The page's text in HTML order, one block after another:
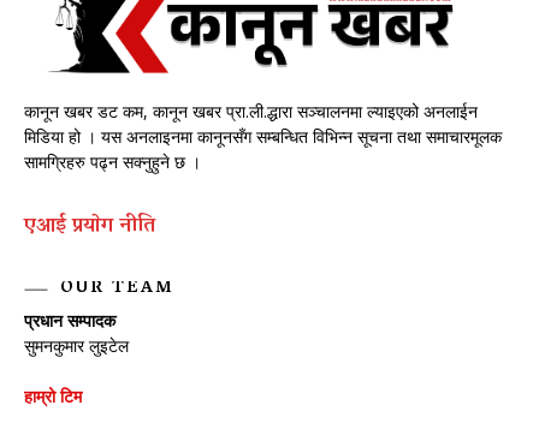
कानून खबर डट कम, कानून खबर प्रा.ली.द्धारा सञ्चालनमा ल्याइएको अनलाईन
मिडिया हो । यस अनलाइनमा कानूनसँग सम्बन्धित विभिन्न सूचना तथा समाचारमूलक
सामग्रिहरु पढ्न सक्नुहुने छ ।
एआई प्रयाेग नीति
OUR TEAM
प्रधान सम्पादक
सुमनकुमार लुइटेल
हाम्रो टिम